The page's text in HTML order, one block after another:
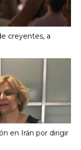
creyentes, a
en Irán por dirigir